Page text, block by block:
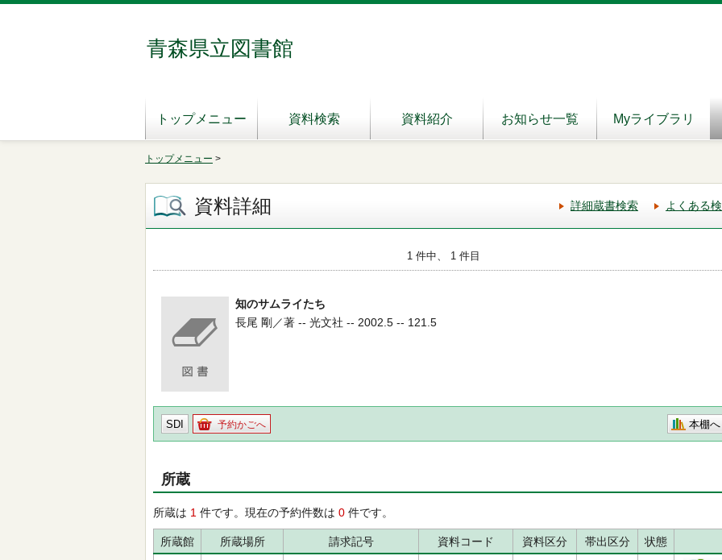
青森県立図書館
トップメニュー 資料検索 資料紹介 お知らせ一覧 Myライブラリ
トップメニュー >
資料詳細 詳細蔵書検索 よくある
1 件中、 1 件目
知のサムライたち
長尾 剛／著 -- 光文社 -- 2002.5 -- 121.5
SDI 予約かごへ 本棚へ
所蔵
所蔵は 1 件です。現在の予約件数は 0 件です。
所蔵館 所蔵場所 請求記号 資料コード 資料区分 帯出区分 状態